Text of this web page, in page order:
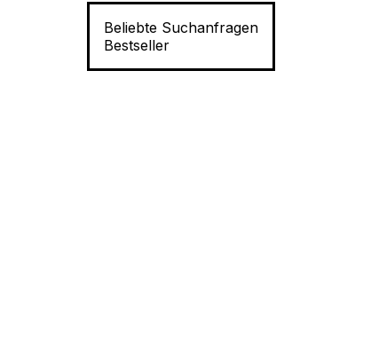
Beliebte Suchanfragen
Bestseller